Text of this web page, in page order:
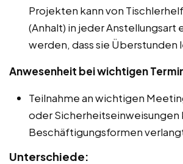
Projekten kann von
(Anhalt) in jeder Anstellungsart
werden, dass sie Überstunden
Anwesenheit bei wichtigen
Teilnahme an wichtigen
oder Sicherheitseinweisungen
Beschäftigungsformen
Unterschiede: